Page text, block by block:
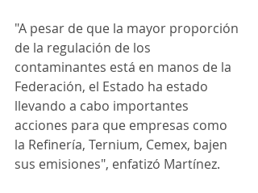
"A pesar de que la mayor proporción
de la regulación de los
contaminantes está en manos de la
Federación, el Estado ha estado
llevando a cabo importantes
acciones para que empresas como
la Refinería, Ternium, Cemex, bajen
sus emisiones", enfatizó Martínez.